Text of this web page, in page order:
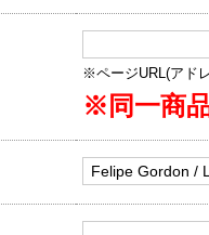
※ページURL(アド
※同一商